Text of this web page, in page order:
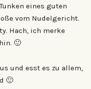
eines guten
vom Nudelgericht.
Hach, ich merke
🙂
und esst es zu allem,
🙂